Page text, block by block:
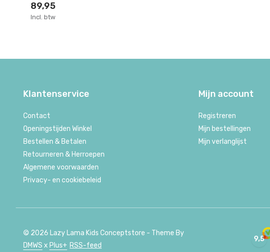
89,95
Incl. btw
Klantenservice
Contact
Openingstijden Winkel
Bestellen & Betalen
Retourneren & Herroepen
Algemene voorwaarden
Privacy- en cookiebeleid
Mijn account
Registreren
Mijn bestellingen
Mijn verlanglijst
© 2026 Lazy Lama Kids Conceptstore - Theme By
DMWS x Plus+ RSS-feed
9,5